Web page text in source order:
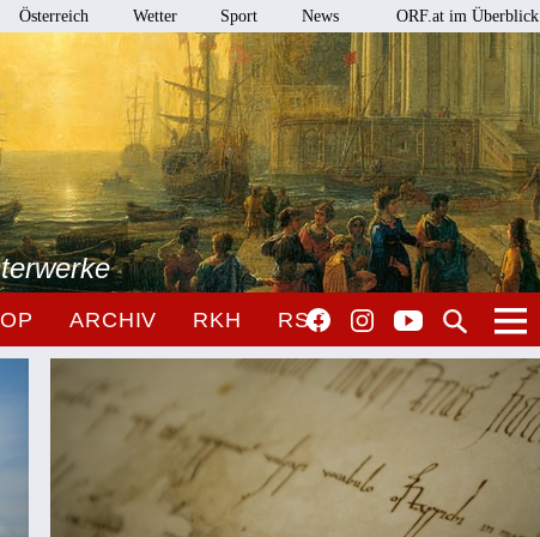
Österreich Wetter Sport News ORF.at im Überblick
ARCHIV RKH RSO